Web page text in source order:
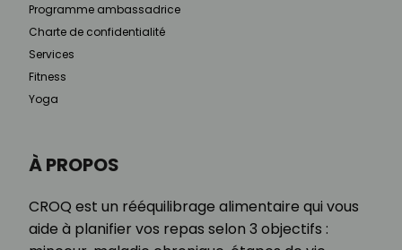
À PROPOS
CROQ est un rééquilibrage alimentaire qui vous
aide à planifier vos repas selon 3 objectifs :
Programme ambassadrice
Charte de confidentialité
Services
Fitness
Yoga